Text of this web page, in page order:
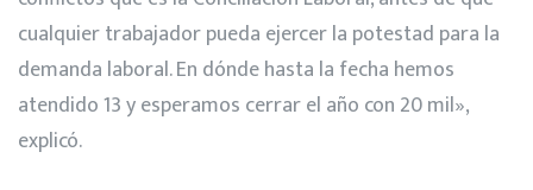
cualquier trabajador pueda ejercer la potestad para la
demanda laboral. En dónde hasta la fecha hemos
atendido 13 y esperamos cerrar el año con 20 mil»,
explicó.